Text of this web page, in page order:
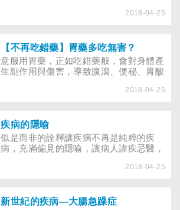
種療法，只求不痛，然而，不痛就表示沒
脊椎關節炎、坐骨神經痛，到婦科或內科
疾病，甚至腫瘤轉移都有可能。假如治療
只求不痛，麻醉藥也能達到效果，況且疼
痛是種指標，貿然止痛，問題沒有解決，
疼痛當然可能再發，甚至延誤病情診斷。
2018-04-25
【不再吃錯藥】胃藥多吃無害？
意服用胃藥，正如吃錯藥般，會對身體產
生副作用與傷害，導致腹瀉、便秘、胃酸
物費用支出過多，健保局祭出「不給付」
強身」的用藥觀念，應接受專家的再教
育。
2018-04-25
疾病的隱喻
似是而非的詮釋讓疾病不再是純粹的疾
病，充滿偏見的隱喻，讓病人諱疾忌醫，
癌症、愛滋病原本的真實面貌。生病無疑
特別是那些和死亡緊密相連，卻原因不明
2018-04-25
新世紀的疾病—大腸急躁症